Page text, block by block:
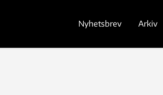
Nyhetsbrev Arkiv